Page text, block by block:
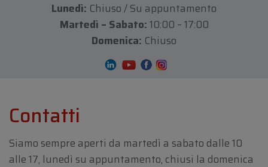
Lunedì: Chiuso / Su appuntamento
Martedì – Sabato:10:00 – 17:00
Domenica: Chiuso
Contatti
Siamo sempre aperti da martedì a sabato dalle 10
alle 17, lunedì su appuntamento, chiusi la domenica